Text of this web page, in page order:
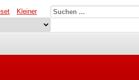
Kleiner